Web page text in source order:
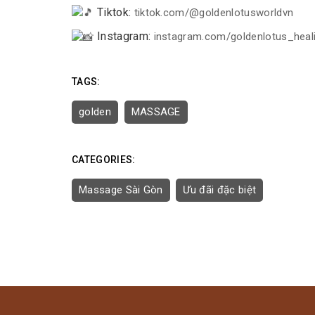
Tiktok: tiktok.com/@goldenlotusworldvn
Instagram: instagram.com/
TAGS:
golden MASSAGE
CATEGORIES:
Massage Sài Gòn Ưu đãi đặc biệt